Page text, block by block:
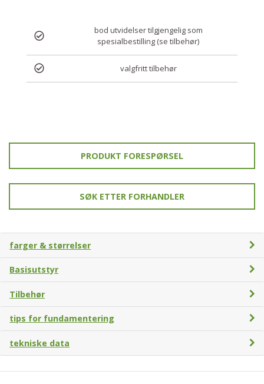
bod utvidelser tilgjengelig som
spesialbestilling (se tilbehør)
valgfritt tilbehør
PRODUKT FORESPØRSEL
SØK ETTER FORHANDLER
farger & størrelser
Basisutstyr
Tilbehør
tips for fundamentering
tekniske data